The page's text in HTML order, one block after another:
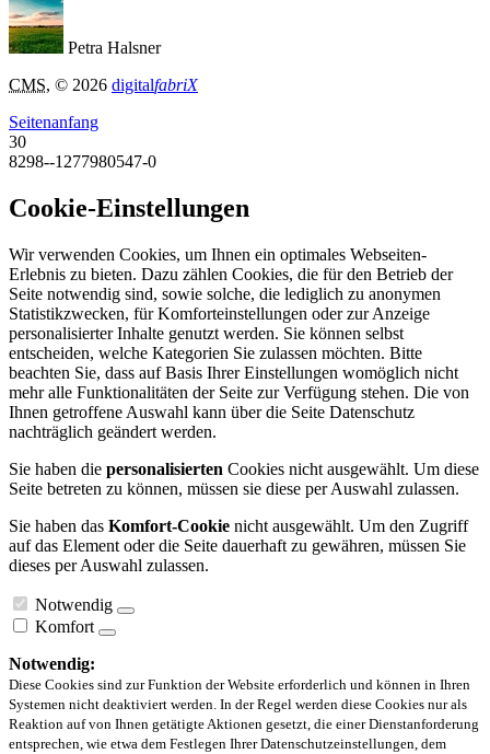
Petra Halsner
CMS, © 2026 digitalfabriX
Seitenanfang
30
8298--1277980547-0
Cookie-Einstellungen
Wir verwenden Cookies, um Ihnen ein optimales Webseiten-
Erlebnis zu bieten. Dazu zählen Cookies, die für den Betrieb der
Seite notwendig sind, sowie solche, die lediglich zu anonymen
Statistikzwecken, für Komforteinstellungen oder zur Anzeige
personalisierter Inhalte genutzt werden. Sie können selbst
entscheiden, welche Kategorien Sie zulassen möchten. Bitte
beachten Sie, dass auf Basis Ihrer Einstellungen womöglich nicht
mehr alle Funktionalitäten der Seite zur Verfügung stehen. Die von
Ihnen getroffene Auswahl kann über die Seite Datenschutz
nachträglich geändert werden.
Sie haben die personalisierten Cookies nicht ausgewählt. Um diese
Seite betreten zu können, müssen sie diese per Auswahl zulassen.
Sie haben das Komfort-Cookie nicht ausgewählt. Um den Zugriff
auf das Element oder die Seite dauerhaft zu gewähren, müssen Sie
dieses per Auswahl zulassen.
Notwendig
Komfort
Notwendig:
Diese Cookies sind zur Funktion der Website erforderlich und können in Ihren
Systemen nicht deaktiviert werden. In der Regel werden diese Cookies nur als
Reaktion auf von Ihnen getätigte Aktionen gesetzt, die einer Dienstanforderung
entsprechen, wie etwa dem Festlegen Ihrer Datenschutzeinstellungen, dem